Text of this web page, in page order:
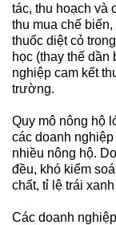
tác, thu hoạch và
thu mua chế
thuốc diệt cỏ
học (thay thế dần
nghiệp cam kết
trường.
Quy mô nông hộ
các doanh
nhiều nông hộ.
đều, khó kiểm
chất, tỉ lệ trái
Các doanh